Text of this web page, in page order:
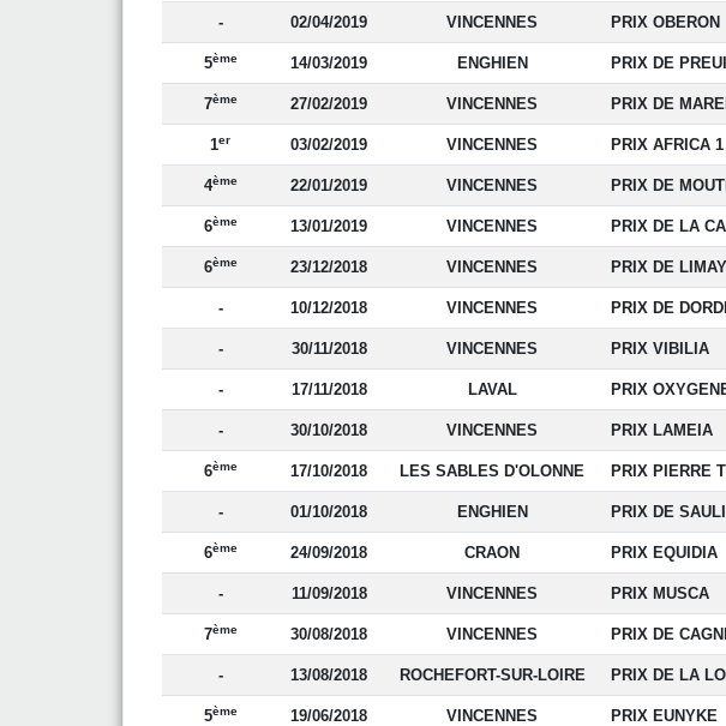
- 02/04/2019 VINCENNES PRIX OBERON
5ème 14/03/2019 ENGHIEN PRIX DE
7ème 27/02/2019 VINCENNES PRIX DE
1er 03/02/2019 VINCENNES PRIX AFRICA
4ème 22/01/2019 VINCENNES PRIX DE
6ème 13/01/2019 VINCENNES PRIX DE LA
6ème 23/12/2018 VINCENNES PRIX DE LIMAY
- 10/12/2018 VINCENNES PRIX DE
- 30/11/2018 VINCENNES PRIX VIBILIA
- 17/11/2018 LAVAL PRIX
- 30/10/2018 VINCENNES PRIX LAMEIA
6ème 17/10/2018 LES SABLES D'OLONNE PRIX PIERRE
- 01/10/2018 ENGHIEN PRIX DE
6ème 24/09/2018 CRAON PRIX EQUIDIA
- 11/09/2018 VINCENNES PRIX MUSCA
7ème 30/08/2018 VINCENNES PRIX DE
- 13/08/2018 ROCHEFORT-SUR-LOIRE PRIX DE LA
5ème 19/06/2018 VINCENNES PRIX EUNYKE